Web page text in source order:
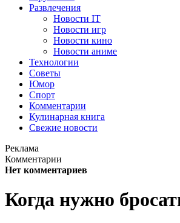
Развлечения
Новости IT
Новости игр
Новости кино
Новости аниме
Технологии
Советы
Юмор
Спорт
Комментарии
Кулинарная книга
Свежие новости
Реклама
Комментарии
Нет комментариев
Когда нужно